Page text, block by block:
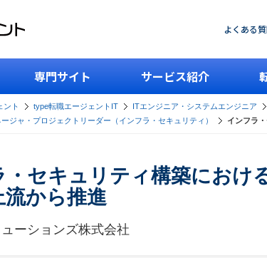
よくある
専門サイト サービス紹介
ント type転職エージェントIT ITエンジニア・システムエンジニア
ジャ・プロジェクトリーダー（インフラ・セキュリティ）
インフラ
・セキュリティ構築におけ
から推進
ーションズ株式会社